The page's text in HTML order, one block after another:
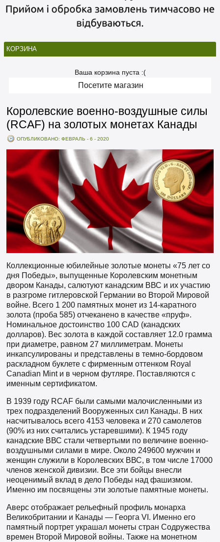
КОРЗИНА
Ваша корзина пуста :(
Посетите магазин
Королевские военно-воздушные силы
(RCAF) на золотых монетах Канады
ОПУБЛИКОВАНО: ФЕВРАЛЬ - 6 - 2020
Коллекционные юбилейные золотые монеты «75 лет со
дня Победы», выпущенные Королевским монетным
двором Канады, салютуют канадским ВВС и их участию
в разгроме гитлеровской Германии во Второй Мировой
войне. Всего 1 200 памятных монет из 14-каратного
золота (проба 585) отчеканено в качестве «пруф».
Номинальное достоинство 100 CAD (канадских
долларов). Вес золота в каждой составляет 12.0 грамма
при диаметре, равном 27 миллиметрам. Монеты
инкапсулированы и представлены в темно-бордовом
раскладном буклете с фирменным оттенком Royal
Canadian Mint и в черном футляре. Поставляются с
именным сертификатом.
В 1939 году RCAF были самыми малочисленными из
трех подразделений Вооруженных сил Канады. В них
насчитывалось всего 4153 человека и 270 самолетов
(90% из них считались устаревшими). К 1945 году
канадские ВВС стали четвертыми по величине военно-
воздушными силами в мире. Около 249600 мужчин и
женщин служили в Королевских ВВС, в том числе 17000
членов женской дивизии. Все эти бойцы внесли
неоценимый вклад в дело Победы над фашизмом.
Именно им посвящены эти золотые памятные монеты.
Аверс отображает рельефный профиль монарха
Великобритании и Канады — Георга VI. Именно его
памятный портрет украшал монеты стран Содружества
времен Второй Мировой войны. Также на монетном